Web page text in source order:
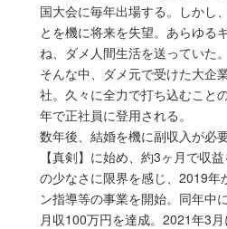
国大会に毎年出場する。しかし
とを機に将来を失望。あらゆる
ね、ダメ人間生活を送っていた。
そんな中、ダメ元で受けた大企
社。久々に全力で打ち込むこと
年で正社員に登用される。
数年後、結婚を機に副収入が必
【真剣】に始め、約3ヶ月で収
の少なさに限界を感じ、2019年
ン指導等の事業を開始。同年中
月収100万円を達成。2021年3